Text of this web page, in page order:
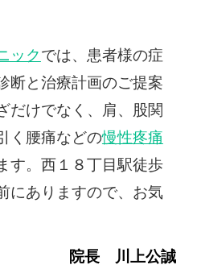
ックでは、患者様の症
断と治療計画のご提案
だけでなく、肩、股関
く腰痛などの慢性疼痛
す。西１８丁目駅徒歩
にありますので、お気
院長 川上公誠